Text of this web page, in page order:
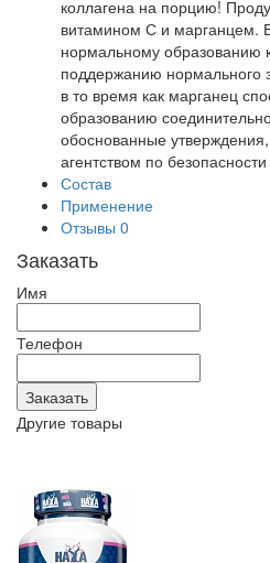
коллагена на порцию!
витамином С и марганцем.
нормальному образованию
поддержанию нормального
в то время как марганец
образованию
обоснованные
агентством по
Состав
Применение
Отзывы 0
Заказать
Имя
Телефон
Другие товары